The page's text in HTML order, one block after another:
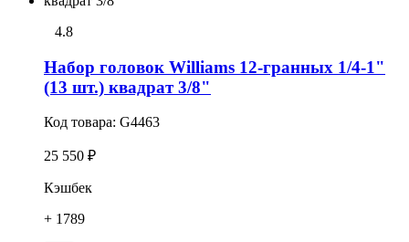
4.8
Набор головок Williams 12-гранных 1/4-1"
(13 шт.) квадрат 3/8"
Код товара: G4463
25 550 ₽
Кэшбек
+ 1789